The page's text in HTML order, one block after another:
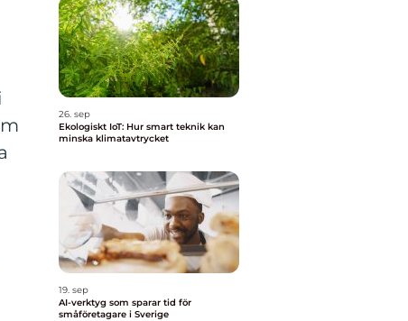
26. sep
Ekologiskt IoT: Hur smart teknik kan
minska klimatavtrycket
19. sep
AI-verktyg som sparar tid för
småföretagare i Sverige